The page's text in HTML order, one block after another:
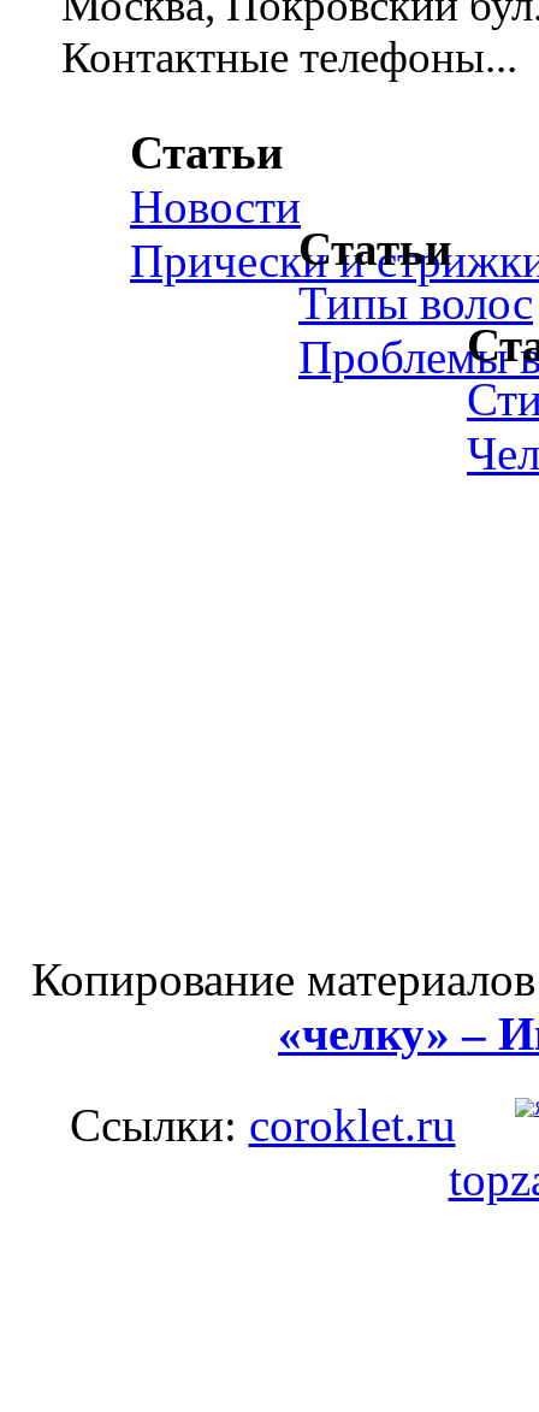
Контактные телефоны...
Статьи
Новости
Прически иСтатьи
Типы волос
Проблемы
Копирование
«челку» –
Ссылки: coroklet.ru